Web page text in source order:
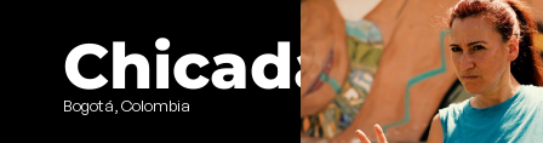
Chicadania
Bogotá, Colombia